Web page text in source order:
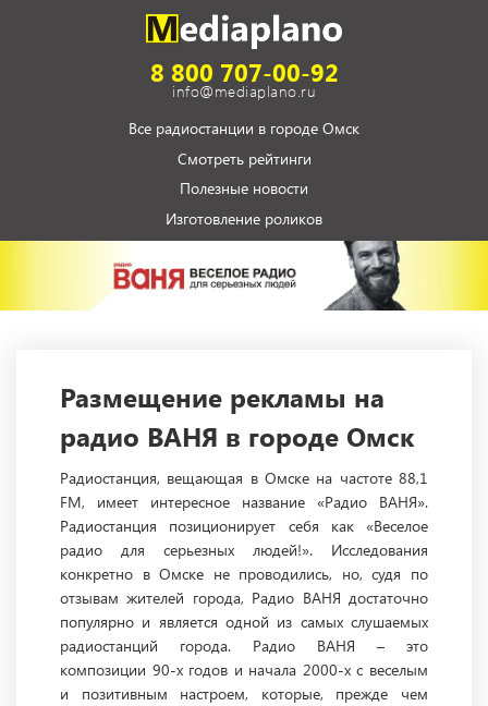
8 800 707-00-92
info@mediaplano.ru
Все радиостанции в городе Омск
Смотреть рейтинги
Полезные новости
Изготовление роликов
Размещение рекламы на
радио ВАНЯ в городе Омск
Радиостанция, вещающая в Омске на частоте 88,1
FM, имеет интересное название «Радио ВАНЯ».
Радиостанция позиционирует себя как «Веселое
радио для серьезных людей!». Исследования
конкретно в Омске не проводились, но, судя по
отзывам жителей города, Радио ВАНЯ достаточно
популярно и является одной из самых слушаемых
радиостанций города. Радио ВАНЯ – это
композиции 90-х годов и начала 2000-х с веселым
и позитивным настроем, которые, прежде чем